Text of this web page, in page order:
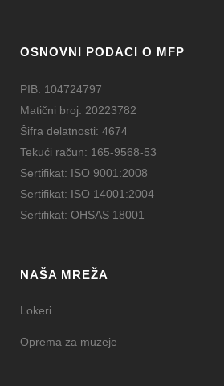
OSNOVNI PODACI O MFP
PIB: 104724797
Matični broj: 20223782
Šifra delatnosti: 4674
Tekući račun: 165-9568-53
Sertifikat: ISO 9001:2008
Sertifikat: ISO 14001:2004
Sertifikat: OHSAS 18001
NAŠA MREŽA
Lokeri
Oprema za muzeje